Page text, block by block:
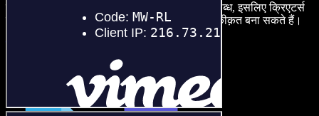
सीखने की कोई बाधा नहीं और सब कुछ ब्राउज़र में उपलब्ध, इसलिए क्रिएटर्स
पारंपरिक सीमाएँ छोड़ अपने हर रचनात्मक विचार को हक़ीक़त बना सकते हैं।